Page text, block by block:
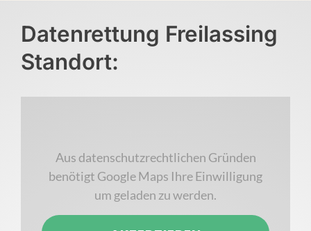
Datenrettung Freilassing
Standort:
Aus datenschutzrechtlichen Gründen
benötigt Google Maps Ihre Einwilligung
um geladen zu werden.